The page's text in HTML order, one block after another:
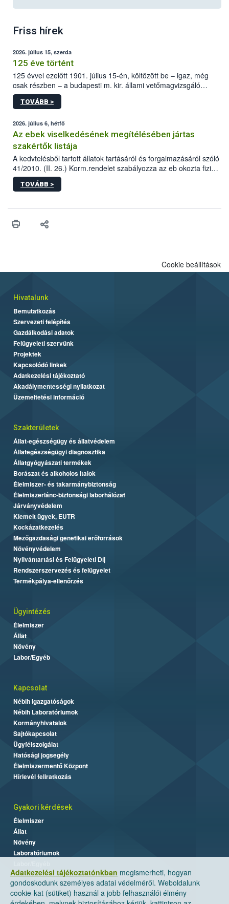
Friss hírek
2026. július 15, szerda
125 éve történt
125 évvel ezelőtt 1901. július 15-én, költözött be – igaz, még
csak részben – a budapesti m. kir. állami vetőmagvizsgáló
állomás a Kis Rókus utca 15. szám alatti, Czigler Győző által
tervezett új épületébe.
TOVÁBB >
2026. július 6, hétfő
Az ebek viselkedésének megítélésében jártas
szakértők listája
A kedvtelésből tartott állatok tartásáról és forgalmazásáról szóló
41/2010. (II. 26.) Korm.rendelet szabályozza az eb okozta fizikai
sérülés, illetve ennek veszélye keletkezésekor felmerülő
hatósági feladatokat, valamint a veszélyes eb tartását és annak
vonni az ebek viselkedésének megítélésében jártas szakértőt.
TOVÁBB >
Adatkezelési tájékoztatónkban megismerheti, hogyan
gondoskodunk személyes adatai védelméről. Weboldalunk
cookie-kat (sütiket) használ a jobb felhasználói élmény
Cookie beállítások
Hivatalunk
Bemutatkozás
Szervezeti felépítés
Gazdálkodási adatok
Felügyeleti szervünk
Projektek
Kapcsolódó linkek
Adatkezelési tájékoztató
Akadálymentességi nyilatkozat
Üzemeltetési információ
Szakterületek
Állat-egészségügy és állatvédelem
Állategészségügyi diagnosztika
Állatgyógyászati termékek
Borászat és alkoholos italok
Élelmiszer- és takarmánybiztonság
Élelmiszerlánc-biztonsági laborhálózat
Járványvédelem
Kiemelt ügyek, EUTR
Kockázatkezelés
Mezőgazdasági genetikai erőforrások
Növényvédelem
Nyilvántartási és Felügyeleti Díj
Rendszerszervezés és felügyelet
Termékpálya-ellenőrzés
Ügyintézés
Élelmiszer
Állat
Növény
Labor/Egyéb
Kapcsolat
Nébih Igazgatóságok
Nébih Laboratóriumok
Kormányhivatalok
Sajtókapcsolat
Ügyfélszolgálat
Hatósági jogsegély
Élelmiszermentő Központ
Hírlevél feliratkozás
Gyakori kérdések
Élelmiszer
Állat
Növény
Laboratóriumok